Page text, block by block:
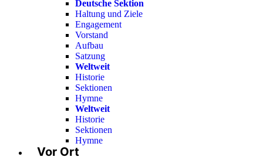
Deutsche Sektion
Haltung und Ziele
Engagement
Vorstand
Aufbau
Satzung
Weltweit
Historie
Sektionen
Hymne
Weltweit
Historie
Sektionen
Hymne
Vor Ort